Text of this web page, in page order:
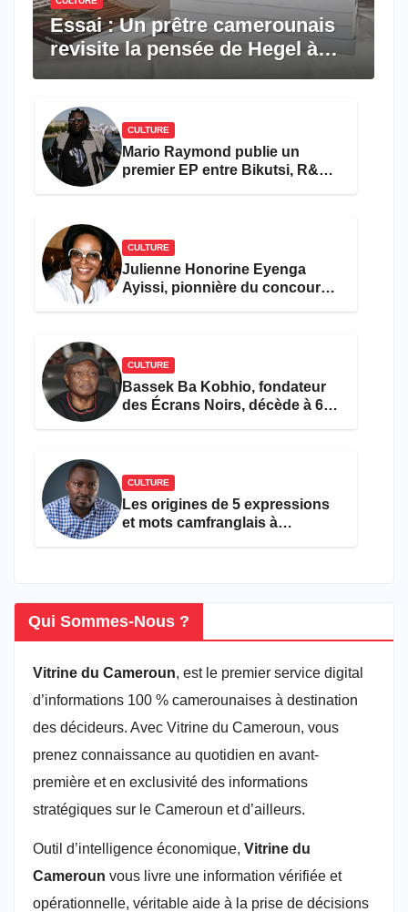
Essai : Un prêtre camerounais
revisite la pensée de Hegel à
CULTURE
Mario Raymond publie un
premier EP entre Bikutsi, R&B
CULTURE
Julienne Honorine Eyenga
Ayissi, pionnière du concours
CULTURE
Bassek Ba Kobhio, fondateur
des Écrans Noirs, décède à 69
CULTURE
Les origines de 5 expressions
et mots camfranglais à
Qui Sommes-Nous ?
Vitrine du Cameroun, est le premier service digital
d’informations 100 % camerounaises à destination
des décideurs. Avec Vitrine du Cameroun, vous
prenez connaissance au quotidien en avant-
première et en exclusivité des informations
stratégiques sur le Cameroun et d’ailleurs.
Outil d’intelligence économique, Vitrine du
Cameroun vous livre une information vérifiée et
opérationnelle, véritable aide à la prise de décisions